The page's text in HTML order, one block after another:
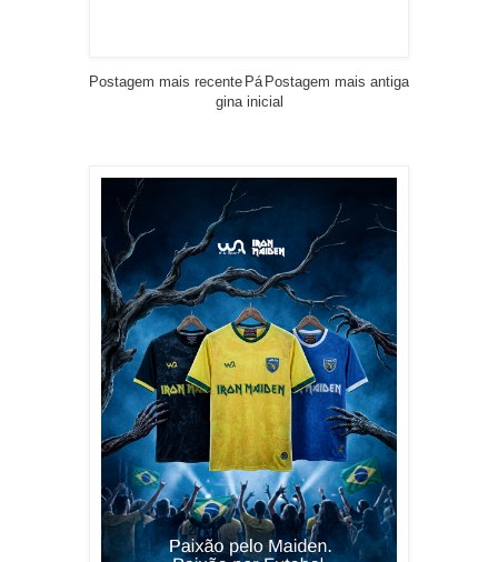
Postagem mais recente Postagem mais antiga
Pá
gina inicial